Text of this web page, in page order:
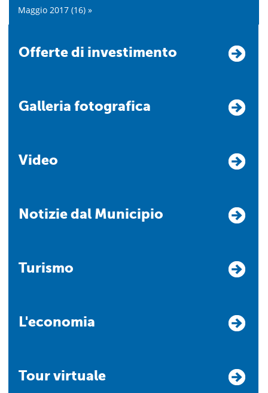
Maggio 2017 (16) »
Offerte di investimento
Galleria fotografica
Video
Notizie dal Municipio
Turismo
L'economia
Tour virtuale